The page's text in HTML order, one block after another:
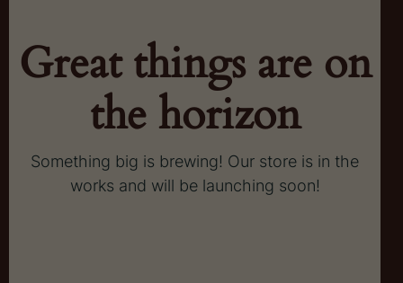
Great things are on
the horizon
Something big is brewing! Our store is in the
works and will be launching soon!